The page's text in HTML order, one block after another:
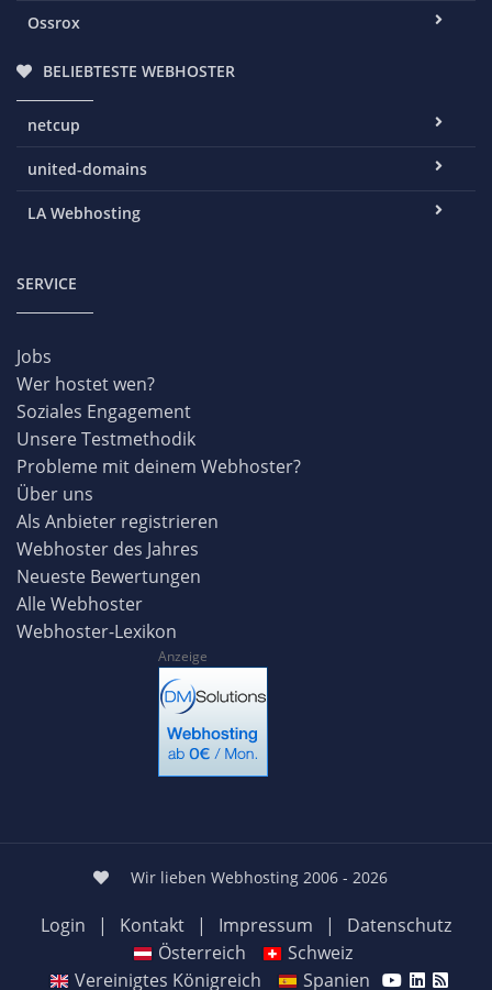
Ossrox
BELIEBTESTE WEBHOSTER
netcup
united-domains
LA Webhosting
SERVICE
Jobs
Wer hostet wen?
Soziales Engagement
Unsere Testmethodik
Probleme mit deinem Webhoster?
Über uns
Als Anbieter registrieren
Webhoster des Jahres
Neueste Bewertungen
Alle Webhoster
Webhoster-Lexikon
Anzeige
Wir lieben Webhosting 2006 - 2026
Login | Kontakt | Impressum |
Datenschutz
Österreich
Schweiz
Vereinigtes Königreich
Spanien